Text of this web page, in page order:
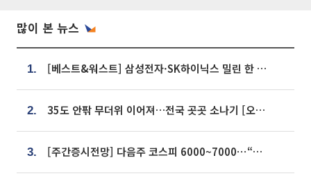
많이 본 뉴스
1. [베스트&워스트] 삼성전자·SK하이닉스 밀린 한 주…상상인증권은 85% 급등
2. 35도 안팎 무더위 이어져…전국 곳곳 소나기 [오늘 날씨]
3. [주간증시전망] 다음주 코스피 6000~7000⋯“外人 수급은 정책이 변수”